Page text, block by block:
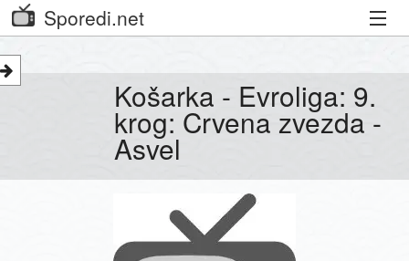
Sporedi.net
Priljubljeni kanali
Iskalnik
Košarka - Evroliga: 9.
krog: Crvena zvezda -
Asvel